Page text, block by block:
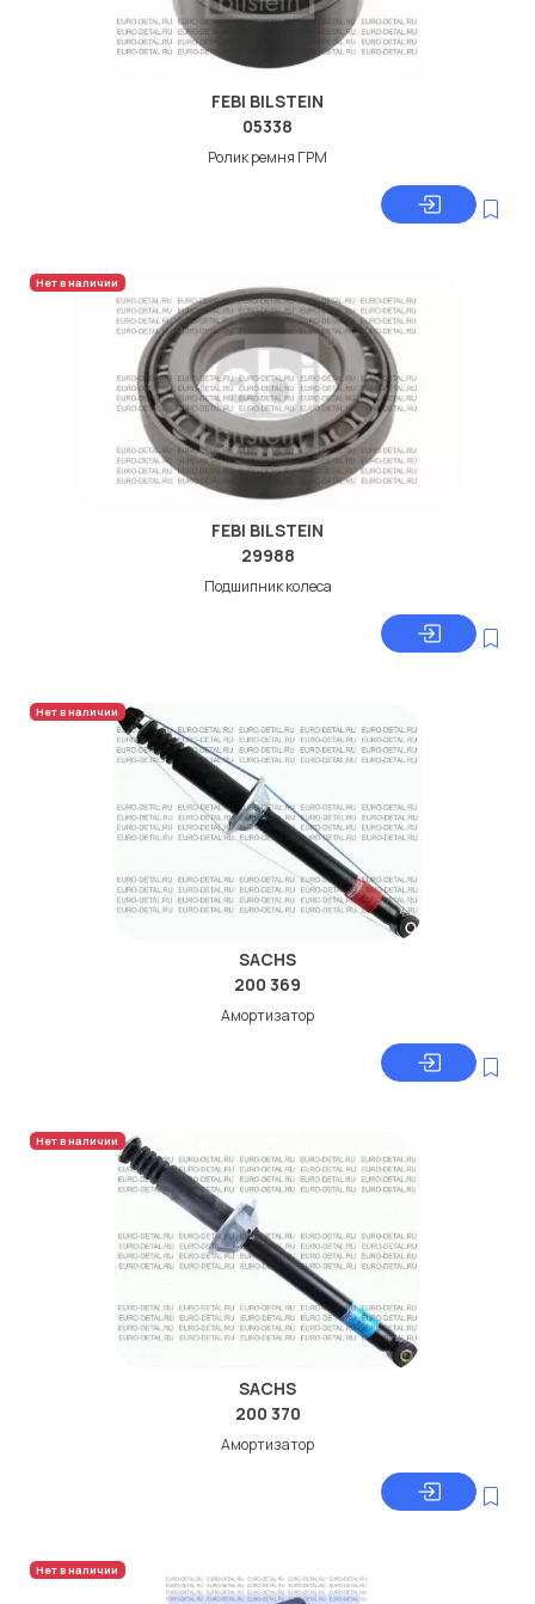
FEBI BILSTEIN
05338
Ролик ремня ГРМ
Нет в наличии
FEBI BILSTEIN
29988
Подшипник колеса
Нет в наличии
SACHS
200 369
Амортизатор
Нет в наличии
SACHS
200 370
Амортизатор
Нет в наличии